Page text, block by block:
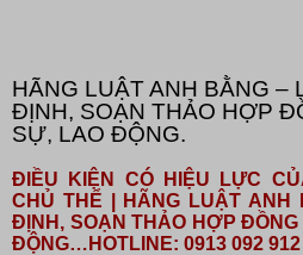
HÃNG LUẬT ANH BẰNG –
ĐỊNH, SOẠN THẢO HỢP
SỰ, LAO ĐỘNG.
ĐIỀU KIỆN CÓ HIỆU LỰC
CHỦ THỂ | HÃNG LUẬT ANH
ĐỊNH, SOẠN THẢO HỢP
ĐỘNG…HOTLINE: 0913 092 912